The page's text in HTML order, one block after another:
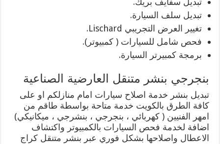
تبديل سلف السيارة.
تغيير العرض التجريبي Lischard.
فحص شامل للسيارات ( كمبيوتر).
برمجة كمبيرتر السيارة.
بنجرجي بنشر متنقل العارضية الصناعية
تبديل بنشر خدمة اصلاح سيارات امام منازلكم او على
كافة الطرق بالكويت خدمة متاحة بواسطة طاقم من
امهر الفنيين ( كهربائي ، بنجرجي ، بنشرجي ، ميكانيكي)
اضافة لخدمة فحص السيارات بالكمبيوتر واكتشاف
الاعطال واصلاحها بشكل فوري عبر بنشر متنقل كراج